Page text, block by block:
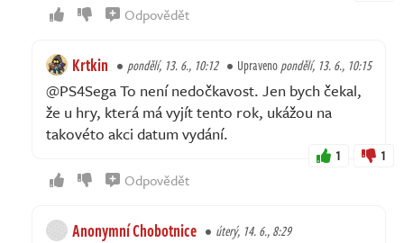
Odpovědět
Krtkin pondělí, 13. 6., 10:12 Upravenopondělí, 13. 6., 10:15
@PS4Sega To není nedočkavost. Jen bych čekal,
že u hry, která má vyjít tento rok, ukážou na
takovéto akci datum vydání.
1 1
Odpovědět
Anonymní Chobotnice úterý, 14. 6., 8:29